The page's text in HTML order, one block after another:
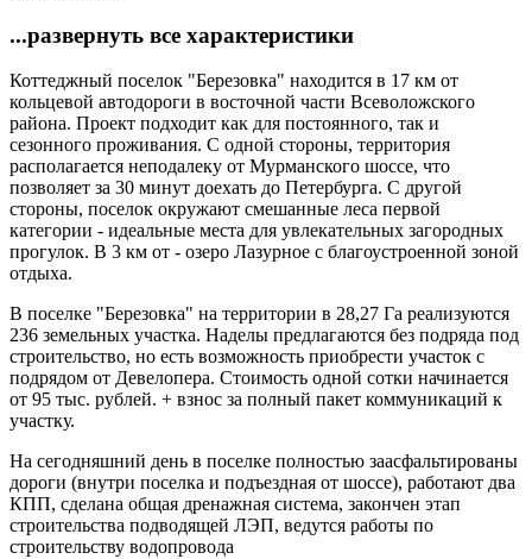
...развернуть все характеристики
Коттеджный поселок "Березовка" находится в 17 км от
кольцевой автодороги в восточной части Всеволожского
района. Проект подходит как для постоянного, так и
сезонного проживания. С одной стороны, территория
располагается неподалеку от Мурманского шоссе, что
позволяет за 30 минут доехать до Петербурга. С другой
стороны, поселок окружают смешанные леса первой
категории - идеальные места для увлекательных загородных
прогулок. В 3 км от - озеро Лазурное с благоустроенной зоной
отдыха.
В поселке "Березовка" на территории в 28,27 Га реализуются
236 земельных участка. Наделы предлагаются без подряда под
строительство, но есть возможность приобрести участок с
подрядом от Девелопера. Стоимость одной сотки начинается
от 95 тыс. рублей. + взнос за полный пакет коммуникаций к
участку.
На сегодняшний день в поселке полностью заасфальтированы
дороги (внутри поселка и подъездная от шоссе), работают два
КПП, сделана общая дренажная система, закончен этап
строительства подводящей ЛЭП, ведутся работы по
строительству водопровода